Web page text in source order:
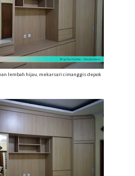
lembah hijau, mekarsari cimanggis depok